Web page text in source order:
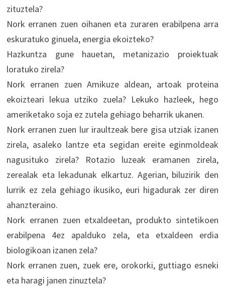
zituztela?
Nork erranen zuen oihanen eta zuraren erabilpena arra
eskuratuko ginuela, energia ekoizteko?
Hazkuntza gune hauetan, metanizazio proiektuak
loratuko zirela?
Nork erranen zuen Amikuze aldean, artoak proteina
ekoizteari lekua utziko zuela? Lekuko hazleek, hego
ameriketako soja ez zutela gehiago beharrik ukanen.
Nork erranen zuen lur iraultzeak bere gisa utziak izanen
zirela, asaleko lantze eta segidan ereite eginmoldeak
nagusituko zirela? Rotazio luzeak eramanen zirela,
zerealak eta lekadunak elkartuz. Agerian, biluzirik den
lurrik ez zela gehiago ikusiko, euri higadurak zer diren
ahanzteraino.
Nork erranen zuen etxaldeetan, produkto sintetikoen
erabilpena 4ez apalduko zela, eta etxaldeen erdia
biologikoan izanen zela?
Nork erranen zuen, zuek ere, orokorki, guttiago esneki
eta haragi janen zinuztela?